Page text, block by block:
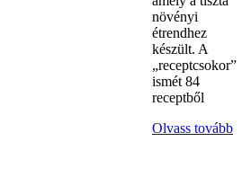
növényi
étrendhez
készült. A
„receptcsokor”
ismét 84
receptből
Olvass tovább